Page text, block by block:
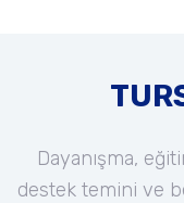
Dayanışma,
destek temini ve